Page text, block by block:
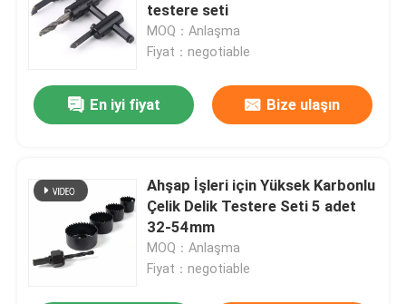
testere seti
MOQ：Anlaşma
Fiyat：negotiable
En iyi fiyat Bize ulaşın
Ahşap İşleri için Yüksek Karbonlu
Çelik Delik Testere Seti 5 adet
32-54mm
MOQ：Anlaşma
Fiyat：negotiable